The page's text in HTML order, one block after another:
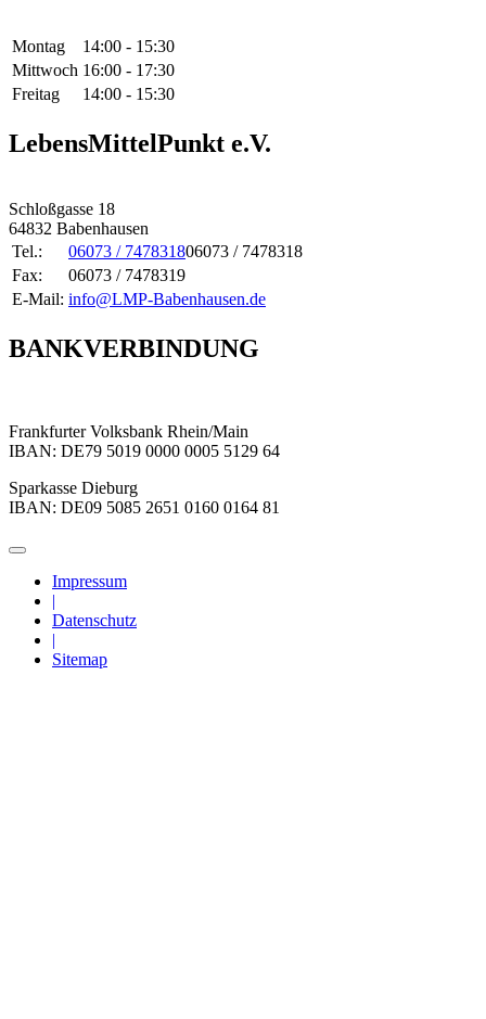
Montag
14:00 - 15:30
Mittwoch 16:00 - 17:30
Freitag
14:00 - 15:30
LebensMittelPunkt e.V.
Schloßgasse 18
64832 Babenhausen
Tel.:
06073 / 747831806073 / 7478318
Fax:
06073 / 7478319
E-Mail: info@LMP-Babenhausen.de
BANKVERBINDUNG
Frankfurter Volksbank Rhein/Main
IBAN: DE79 5019 0000 0005 5129 64
Sparkasse Dieburg
IBAN: DE09 5085 2651 0160 0164 81
Impressum
|
Datenschutz
|
Sitemap